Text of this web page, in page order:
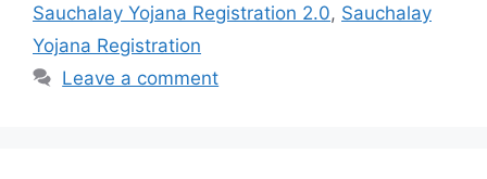
Sauchalay Yojana Registration 2.0, Sauchalay
Yojana Registration
Leave a comment